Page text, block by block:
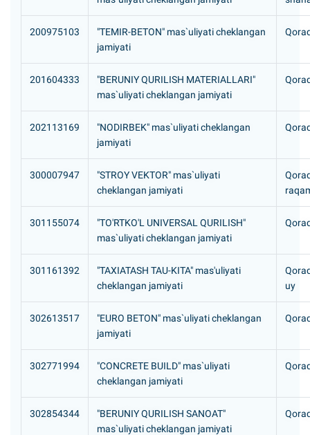
200975103
"TEMIR-BETON" mas`uliyati cheklangan
jamiyati
201604333
"BERUNIY QURILISH MATERIALLARI"
mas`uliyati cheklangan jamiyati
202113169
"NODIRBEK" mas`uliyati cheklangan
jamiyati
300007947
"STROY VEKTOR" mas`uliyati
cheklangan jamiyati
301155074
"TO'RTKO'L UNIVERSAL QURILISH"
mas`uliyati cheklangan jamiyati
301161392
"TAXIATASH TAU-KITA" mas'uliyati
cheklangan jamiyati
uy
302613517
"EURO BETON" mas`uliyati cheklangan
jamiyati
302771994
"CONCRETE BUILD" mas`uliyati
cheklangan jamiyati
302854344
"BERUNIY QURILISH SANOAT"
mas`uliyati cheklangan jamiyati